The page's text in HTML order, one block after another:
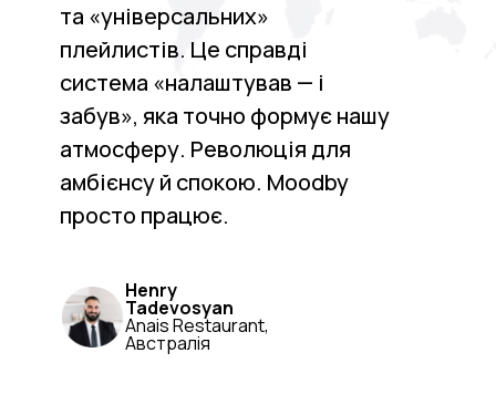
та «універсальних»
плейлистів. Це справді
система «налаштував — і
забув», яка точно формує нашу
атмосферу. Революція для
амбієнсу й спокою. Moodby
просто працює.
Henry
Tadevosyan
Anais Restaurant,
Австралія